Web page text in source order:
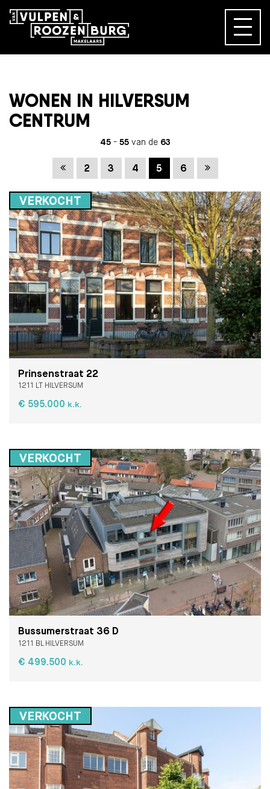
WONEN IN HILVERSUM
CENTRUM
45- 55van de 63
Vorige
2 3 4 5 6 Volgende
VERKOCHT
Prinsenstraat 22
1211 LT HILVERSUM
€ 595.000 k.k.
VERKOCHT
Bussumerstraat 36 D
1211 BL HILVERSUM
€ 499.500 k.k.
VERKOCHT